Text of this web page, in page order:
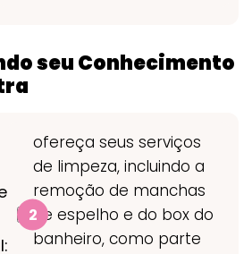
seu Conhecimento
ofereça seus serviços
de limpeza, incluindo a
remoção de manchas
de espelho e do box do
banheiro, como parte